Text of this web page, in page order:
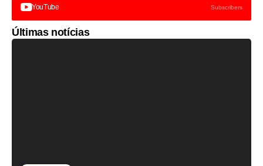
YouTube Subscribers
Últimas notícias